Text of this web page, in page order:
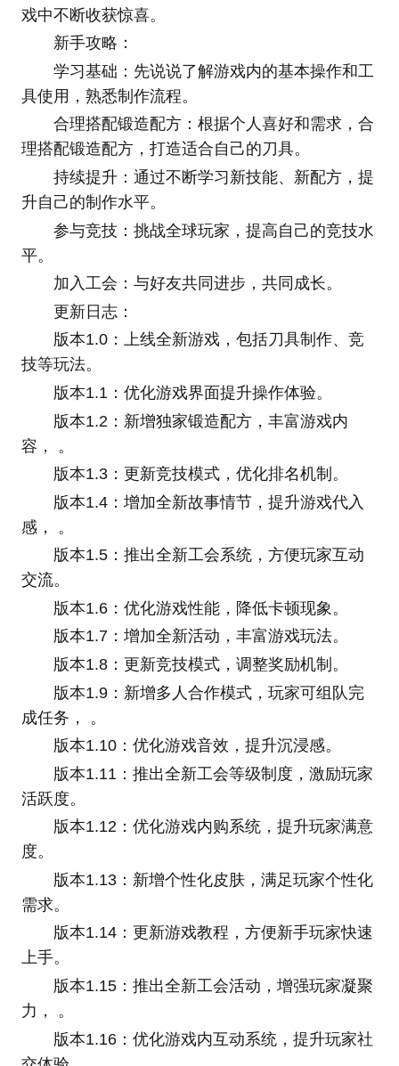
戏中不断收获惊喜。
新手攻略：
学习基础：先说说了解游戏内的基本操作和工
具使用，熟悉制作流程。
合理搭配锻造配方：根据个人喜好和需求，合
理搭配锻造配方，打造适合自己的刀具。
持续提升：通过不断学习新技能、新配方，提
升自己的制作水平。
参与竞技：挑战全球玩家，提高自己的竞技水
平。
加入工会：与好友共同进步，共同成长。
更新日志：
版本1.0：上线全新游戏，包括刀具制作、竞
技等玩法。
版本1.1：优化游戏界面提升操作体验。
版本1.2：新增独家锻造配方，丰富游戏内
容， 。
版本1.3：更新竞技模式，优化排名机制。
版本1.4：增加全新故事情节，提升游戏代入
感， 。
版本1.5：推出全新工会系统，方便玩家互动
交流。
版本1.6：优化游戏性能，降低卡顿现象。
版本1.7：增加全新活动，丰富游戏玩法。
版本1.8：更新竞技模式，调整奖励机制。
版本1.9：新增多人合作模式，玩家可组队完
成任务， 。
版本1.10：优化游戏音效，提升沉浸感。
版本1.11：推出全新工会等级制度，激励玩家
活跃度。
版本1.12：优化游戏内购系统，提升玩家满意
度。
版本1.13：新增个性化皮肤，满足玩家个性化
需求。
版本1.14：更新游戏教程，方便新手玩家快速
上手。
版本1.15：推出全新工会活动，增强玩家凝聚
力， 。
版本1.16：优化游戏内互动系统，提升玩家社